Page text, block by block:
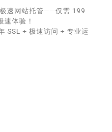
速网站托管——仅需 199
体验！
SSL + 极速访问 + 专业运